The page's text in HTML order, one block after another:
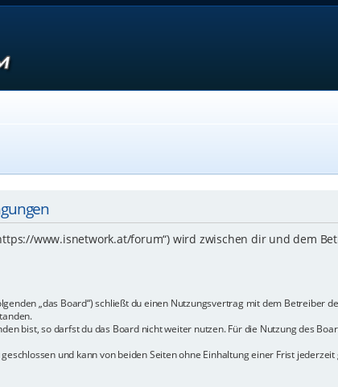
www.isnetwork.at/forum“) wird zwischen dir und dem
„das Board“) schließt du einen Nutzungsvertrag mit dem Betreiber
bist, so darfst du das Board nicht weiter nutzen. Für die Nutzung des
und kann von beiden Seiten ohne Einhaltung einer Frist